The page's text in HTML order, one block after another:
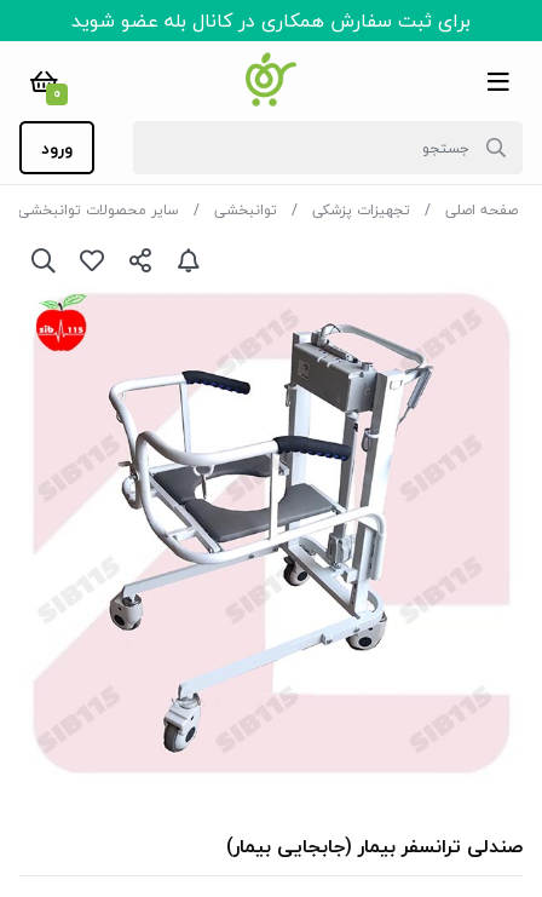
برای ثبت سفارش همکاری در کانال بله عضو شوید
0
ورود
صفحه اصلی تجهیزات پزشکی توانبخشی سایر محصولات توانبخشی
صندلی ترانسفر بیمار (جابجایی بیمار)